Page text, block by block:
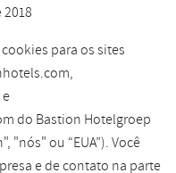
para os sites
do Bastion Hotelgroep
"nós" ou “EUA”). Você
e de contato na parte